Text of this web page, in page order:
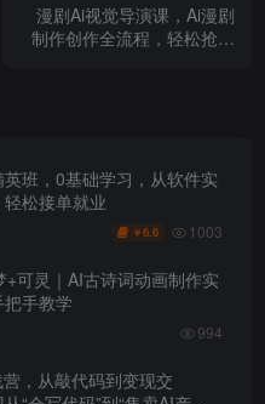
漫剧Ai视觉导演课，​Ai漫剧
制作创作全流程，轻松抢占
班，0基础学习，从软件实
松接单就业
￥6.6 1003
+可灵｜AI古诗词动画制作实
手教学
994
，从敲代码到变现交